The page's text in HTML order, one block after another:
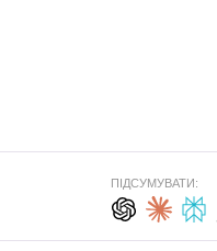
ПІДСУМУВАТИ: